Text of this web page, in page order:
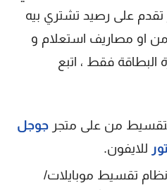
تقدم على رصيد تشتري بيه
او مصاريف استعلام و
البطاقة فقط ، اتبع
من على متجر جوجل
للايفون.
نظام تقسيط موبايلات/